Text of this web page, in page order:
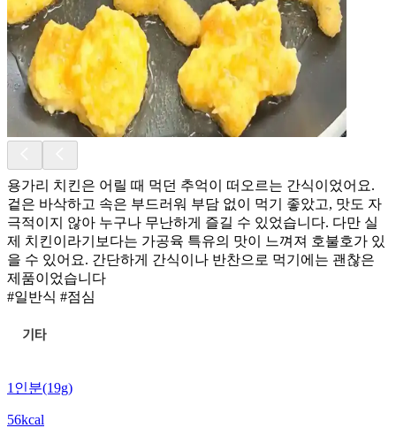
용가리 치킨은 어릴 때 먹던 추억이 떠오르는 간식이었어요.
겉은 바삭하고 속은 부드러워 부담 없이 먹기 좋았고, 맛도 자
극적이지 않아 누구나 무난하게 즐길 수 있었습니다. 다만 실
제 치킨이라기보다는 가공육 특유의 맛이 느껴져 호불호가 있
을 수 있어요. 간단하게 간식이나 반찬으로 먹기에는 괜찮은
제품이었습니다
#일반식 #점심
1인분(19g)
56kcal